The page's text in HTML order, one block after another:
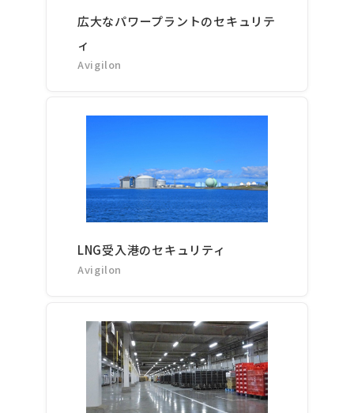
広大なパワープラントのセキュリテ
ィ
Avigilon
LNG受入港のセキュリティ
Avigilon